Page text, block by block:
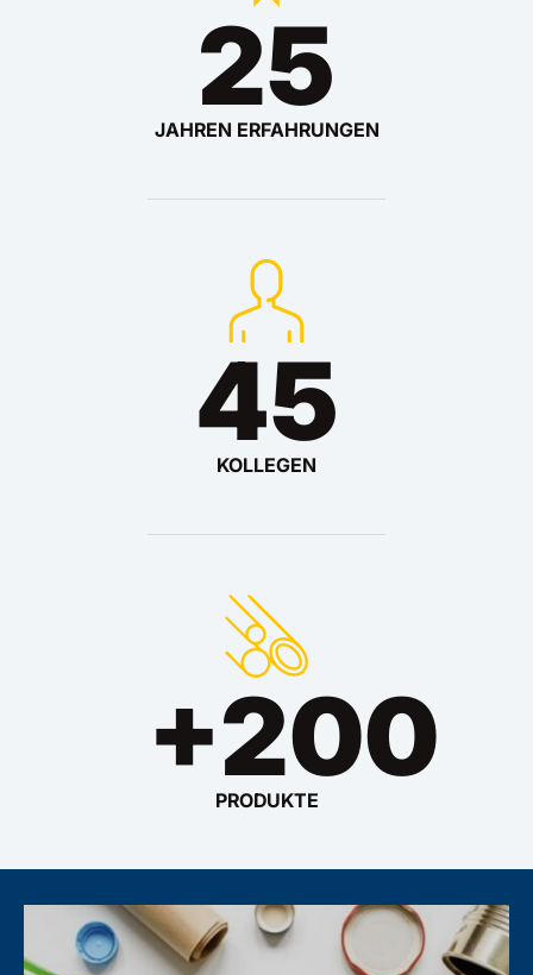
25
JAHREN ERFAHRUNGEN
45
KOLLEGEN
+200
PRODUKTE